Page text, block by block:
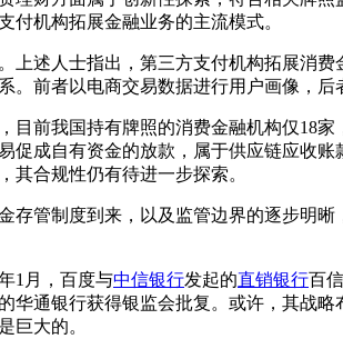
付机构拓展金融业务的主流模式。
述人士指出，第三方支付机构拓展消费
。前者以电商交易数据进行用户画像，
前我国持有牌照的消费金融机构仅18家
促成自有资金的放款，属于供应链应收
其合规性仍有待进一步探索。
管制度到来，以及监管边界的逐步明晰
1月，百度与中信银行发起的直销银行百
华通银行获得银监会批复。或许，其战
巨大的。